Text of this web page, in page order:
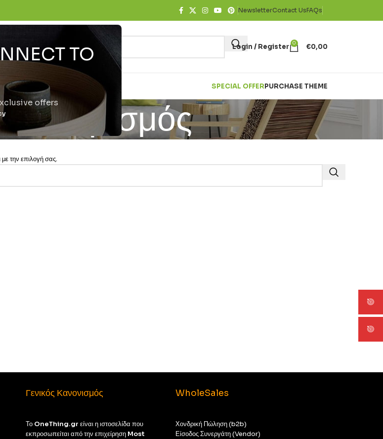
TO
offers
NewsletterContact UsFAQs
Login / Register 0 €0,00
SPECIAL OFFERPURCHASE THEME
την επιλογή σας.
Γενικός Κανονισμός
Το OneThing.gr είναι η ιστοσελίδα που
εκπροσωπείται από την επιχείρηση Most
WholeSales
Χονδρική Πώληση (b2b)
Είσοδος Συνεργάτη (Vendor)